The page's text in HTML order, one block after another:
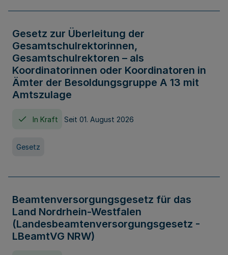
Gesetz zur Überleitung der
Gesamtschulrektorinnen,
Gesamtschulrektoren – als
Koordinatorinnen oder Koordinatoren in
Ämter der Besoldungsgruppe A 13 mit
Amtszulage
In Kraft Seit 01. August 2026
Gesetz
Beamtenversorgungsgesetz für das
Land Nordrhein-Westfalen
(Landesbeamtenversorgungsgesetz -
LBeamtVG NRW)